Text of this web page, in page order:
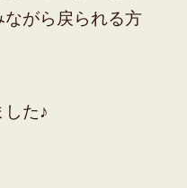
がら戻られる方
た♪